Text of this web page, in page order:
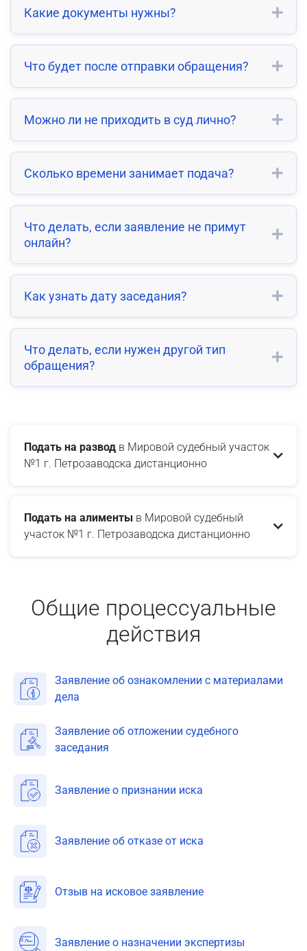
Какие документы нужны?
Что будет после отправки обращения?
Можно ли не приходить в суд лично?
Сколько времени занимает подача?
Что делать, если заявление не примут
онлайн?
Как узнать дату заседания?
Что делать, если нужен другой тип
обращения?
Подать на развод в Мировой судебный участок
№1 г. Петрозаводска дистанционно
Подать на алименты в Мировой судебный
участок №1 г. Петрозаводска дистанционно
Общие процессуальные
действия
Заявление об ознакомлении с материалами
дела
Заявление об отложении судебного
заседания
Заявление о признании иска
Заявление об отказе от иска
Отзыв на исковое заявление
Заявление о назначении экспертизы